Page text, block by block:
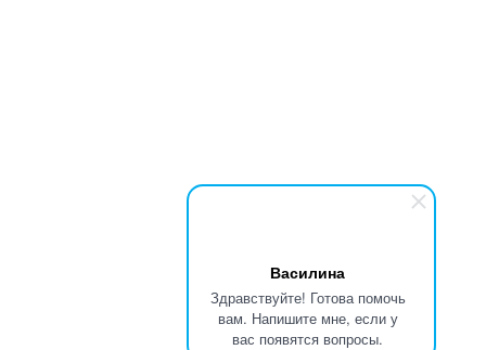
Василина
Здравствуйте! Готова помочь
вам. Напишите мне, если у
вас появятся вопросы.